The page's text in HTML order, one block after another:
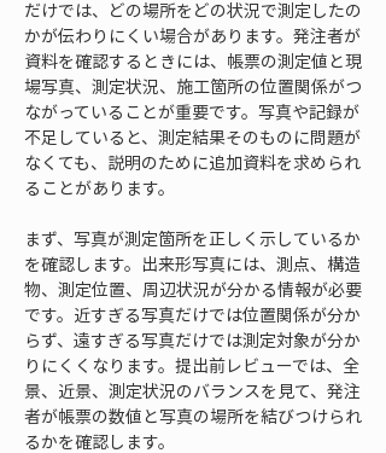
だけでは、どの場所をどの状況で測定したの
かが伝わりにくい場合があります。発注者が
資料を確認するときには、帳票の測定値と現
場写真、測定状況、施工箇所の位置関係がつ
ながっていることが重要です。写真や記録が
不足していると、測定結果そのものに問題が
なくても、説明のために追加資料を求められ
ることがあります。
まず、写真が測定箇所を正しく示しているか
を確認します。出来形写真には、測点、構造
物、測定位置、周辺状況が分かる情報が必要
です。近すぎる写真だけでは位置関係が分か
らず、遠すぎる写真だけでは測定対象が分か
りにくくなります。提出前レビューでは、全
景、近景、測定状況のバランスを見て、発注
者が帳票の数値と写真の場所を結びつけられ
るかを確認します。